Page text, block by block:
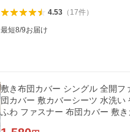
4.53（ 17件）
最短8/9お届け
敷き布団カバー シングル 全開フ
団カバー 敷カバーシーツ 水洗い
ふわ ファスナー 布団カバー 敷き